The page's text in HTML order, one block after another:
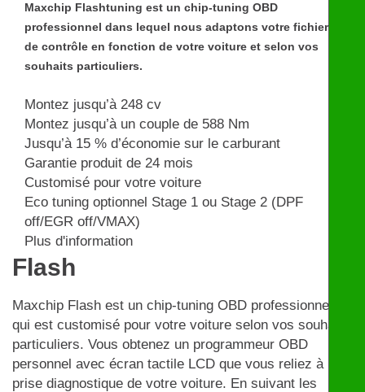
Maxchip Flashtuning est un chip-tuning OBD
professionnel dans lequel nous adaptons votre fichier
de contrôle en fonction de votre voiture et selon vos
souhaits particuliers.
Montez jusqu’à 248 cv
Montez jusqu’à un couple de 588 Nm
Jusqu’à 15 % d’économie sur le carburant
Garantie produit de 24 mois
Customisé pour votre voiture
Eco tuning optionnel Stage 1 ou Stage 2 (DPF
off/EGR off/VMAX)
Plus d'information
Flash
Maxchip Flash est un chip-tuning OBD professionnel
qui est customisé pour votre voiture selon vos souhaits
particuliers. Vous obtenez un programmeur OBD
personnel avec écran tactile LCD que vous reliez à la
prise diagnostique de votre voiture. En suivant les